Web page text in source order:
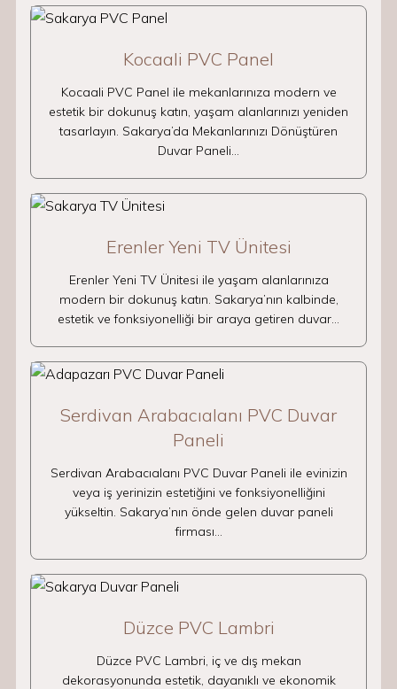
Kocaali PVC Panel
Kocaali PVC Panel ile mekanlarınıza modern ve
estetik bir dokunuş katın, yaşam alanlarınızı yeniden
tasarlayın. Sakarya’da Mekanlarınızı Dönüştüren
Duvar Paneli…
Erenler Yeni TV Ünitesi
Erenler Yeni TV Ünitesi ile yaşam alanlarınıza
modern bir dokunuş katın. Sakarya’nın kalbinde,
estetik ve fonksiyonelliği bir araya getiren duvar…
Serdivan Arabacıalanı PVC Duvar
Paneli
Serdivan Arabacıalanı PVC Duvar Paneli ile evinizin
veya iş yerinizin estetiğini ve fonksiyonelliğini
yükseltin. Sakarya’nın önde gelen duvar paneli
firması…
Düzce PVC Lambri
Düzce PVC Lambri, iç ve dış mekan
dekorasyonunda estetik, dayanıklı ve ekonomik